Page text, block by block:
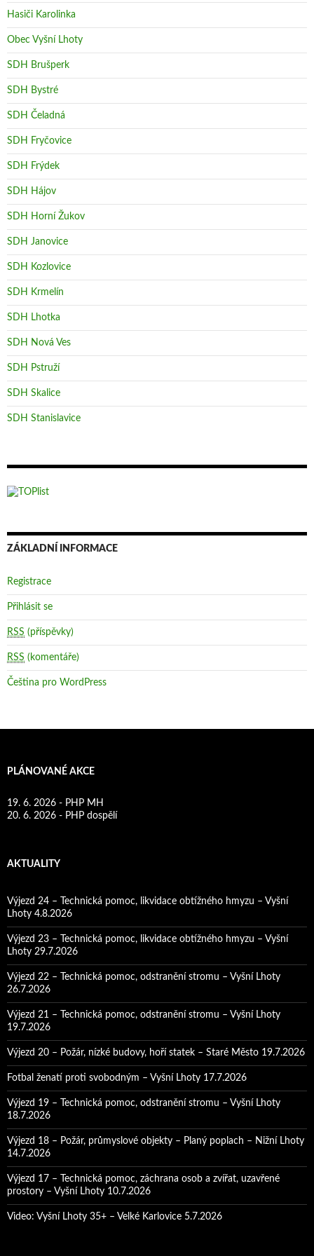
Hasiči Karolinka
Obec Vyšní Lhoty
SDH Brušperk
SDH Bystré
SDH Čeladná
SDH Fryčovice
SDH Frýdek
SDH Hájov
SDH Horní Žukov
SDH Janovice
SDH Kozlovice
SDH Krmelín
SDH Lhotka
SDH Nová Ves
SDH Pstruží
SDH Skalice
SDH Stanislavice
ZÁKLADNÍ INFORMACE
Registrace
Přihlásit se
RSS (příspěvky)
RSS (komentáře)
Čeština pro WordPress
PLÁNOVANÉ AKCE
19. 6. 2026 - PHP MH
20. 6. 2026 - PHP dospělí
AKTUALITY
Výjezd 24 – Technická pomoc, likvidace obtížného hmyzu – Vyšní
Lhoty 4.8.2026
Výjezd 23 – Technická pomoc, likvidace obtížného hmyzu – Vyšní
Lhoty 29.7.2026
Výjezd 22 – Technická pomoc, odstranění stromu – Vyšní Lhoty
26.7.2026
Výjezd 21 – Technická pomoc, odstranění stromu – Vyšní Lhoty
19.7.2026
Výjezd 20 – Požár, nízké budovy, hoří statek – Staré Město 19.7.2026
Fotbal ženatí proti svobodným – Vyšní Lhoty 17.7.2026
Výjezd 19 – Technická pomoc, odstranění stromu – Vyšní Lhoty
18.7.2026
Výjezd 18 – Požár, průmyslové objekty – Planý poplach – Nižní Lhoty
14.7.2026
Výjezd 17 – Technická pomoc, záchrana osob a zvířat, uzavřené
prostory – Vyšní Lhoty 10.7.2026
Video: Vyšní Lhoty 35+ – Velké Karlovice 5.7.2026